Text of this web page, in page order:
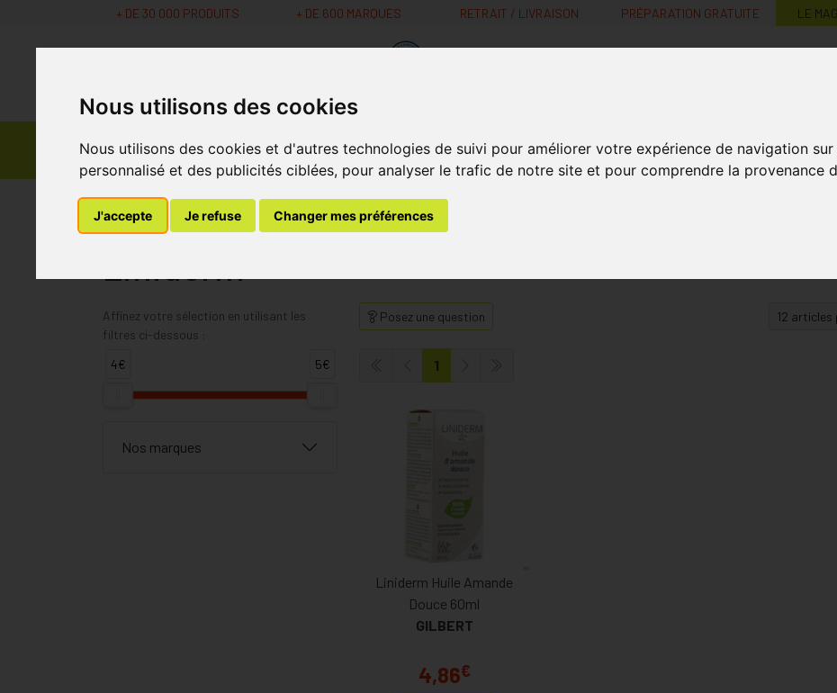
Nous utilisons des cookies
Nous utilisons des cookies et d'autres technologies de suivi pour améliorer votre expérience de navigation
personnalisé et des publicités ciblées, pour analyser le trafic de notre site et pour comprendre la provenance
J'accepte Je refuse Changer mes préférences
+ DE 30 000 PRODUITS + DE 600 MARQUES RETRAIT / LIVRAISON PRÉPARATION GRATUITE LE
Promos Médicaments
Parapharmacie -
Cosmétiques
Minceur
Nutrition -
Vitamines
Soins Bébé et
Grossesse
Médecines
naturelles
MaPharmacie.be Liniderm
Posez une question
1
Liniderm Huile Amande
Douce 60ml
GILBERT
4,86€
Affinez votre sélection en utilisant les
filtres ci-dessous :
4€
5€
Nos marques